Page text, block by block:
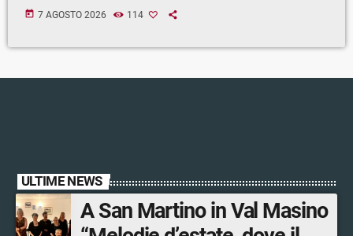
today 7 AGOSTO 2026 114
ULTIME NEWS
A San Martino in Val Masino